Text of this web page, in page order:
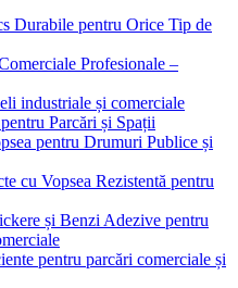
Durabile pentru Orice Tip de
Profesionale –
industriale și comerciale
Parcări și Spații
pentru Drumuri Publice și
cu Vopsea Rezistentă pentru
și Benzi Adezive pentru
pentru parcări comerciale și